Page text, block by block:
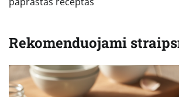
Rekomenduojami